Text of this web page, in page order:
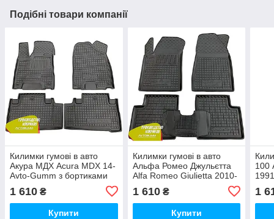
Подібні товари компанії
Килимки гумові в авто
Акура МДХ Acura MDX 14-
Avto-Gumm з бортиками
1 610 ₴
Купити
Килимки гумові в авто
Альфа Ромео Джульєтта
Alfa Romeo Giulietta 2010-
Avto-Gumm з бортиками
1 610₴
Купити
100
1